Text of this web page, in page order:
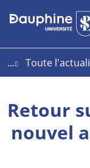
Aller
au
Aller
au
Plan
du
...
Toute
Retour
nouvel